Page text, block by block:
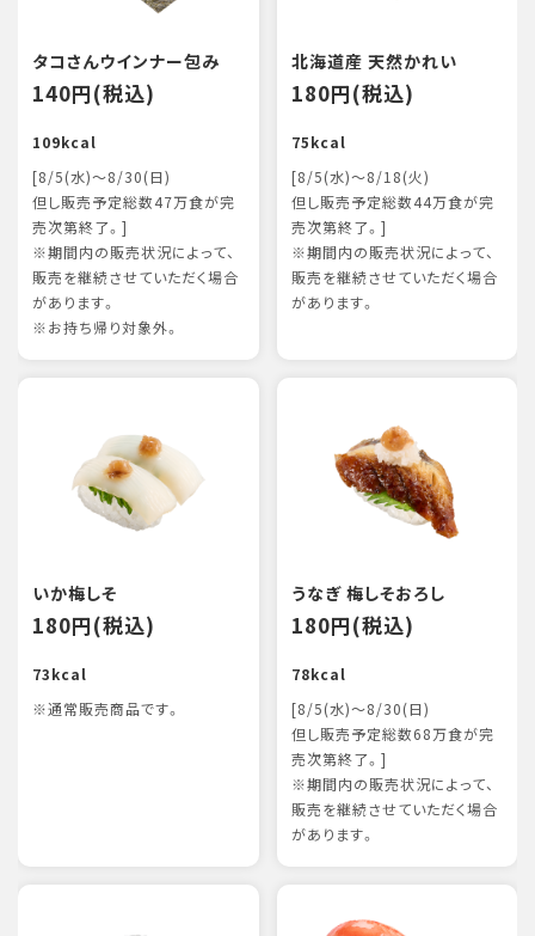
タコさんウインナー包み
140円(税込)
109kcal
[8/5(水)～8/30(日)
但し販売予定総数47万食が完
売次第終了。]
※期間内の販売状況によって、
販売を継続させていただく場合
があります。
※お持ち帰り対象外。
北海道産 天然かれい
180円(税込)
75kcal
[8/5(水)～8/18(火)
但し販売予定総数44万食が完
売次第終了。]
※期間内の販売状況によって、
販売を継続させていただく場合
があります。
いか梅しそ
180円(税込)
73kcal
※通常販売商品です。
うなぎ 梅しそおろし
180円(税込)
78kcal
[8/5(水)～8/30(日)
但し販売予定総数68万食が完
売次第終了。]
※期間内の販売状況によって、
販売を継続させていただく場合
があります。